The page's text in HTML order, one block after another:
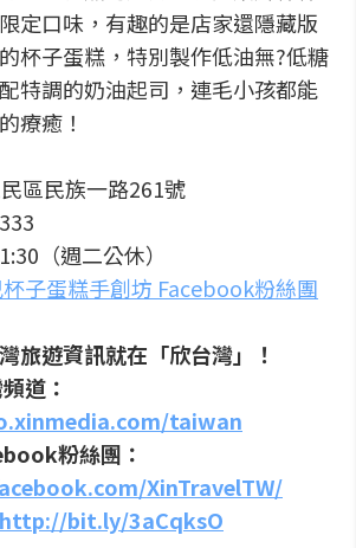
定口味，有趣的是店家還隱藏版
杯子蛋糕，特別製作低油無?低糖
特調的奶油起司，連毛小孩都能
療癒！
區民族一路261號
（週二公休）
子蛋糕手創坊 Facebook粉絲團
旅遊資訊就在「欣台灣」！
道：
taiwan
粉絲團：
XinTravelTW/
http://bit.ly/3aCqksO